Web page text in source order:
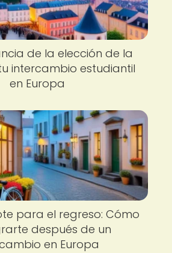
de la elección de la
intercambio estudiantil
en Europa
para el regreso: Cómo
después de un
en Europa